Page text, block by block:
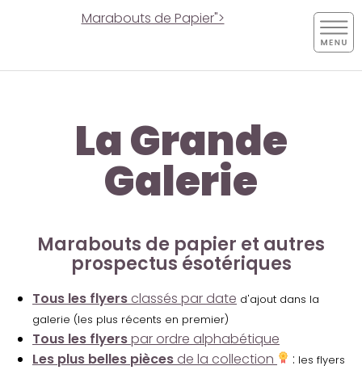
Marabouts de Papier">
La Grande
Galerie
Marabouts de papier et autres
prospectus ésotériques
Tous les flyers classés par date d'ajout dans la
galerie (les plus récents en premier)
Tous les flyerspar ordre alphabétique
Les plus belles pièces de la collection : les flyers